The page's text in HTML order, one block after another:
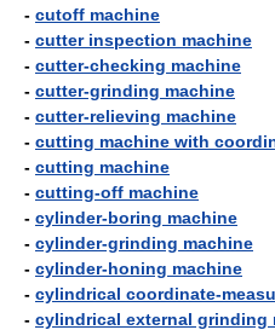
- cutoff machine
- cutter inspection machine
- cutter-checking machine
- cutter-grinding machine
- cutter-relieving machine
- cutting machine with
- cutting machine
- cutting-off machine
- cylinder-boring machine
- cylinder-grinding machine
- cylinder-honing machine
- cylindrical coordinate-
- cylindrical external grinding